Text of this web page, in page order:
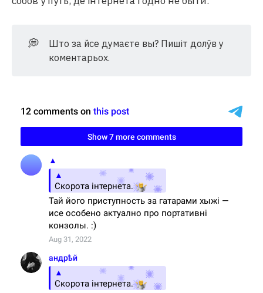
💭
Што за йсе думаєте вы? Пишіт долӯв у
коментарьох.